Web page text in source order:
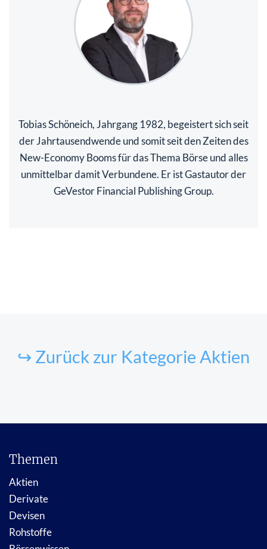
Tobias Schöneich, Jahrgang 1982, begeistert sich seit
der Jahrtausendwende und somit seit den Zeiten des
New-Economy Booms für das Thema Börse und alles
unmittelbar damit Verbundene. Er ist Gastautor der
GeVestor Financial Publishing Group.
↪ Zurück zur Kategorie Aktien
Themen
Aktien
Derivate
Devisen
Rohstoffe